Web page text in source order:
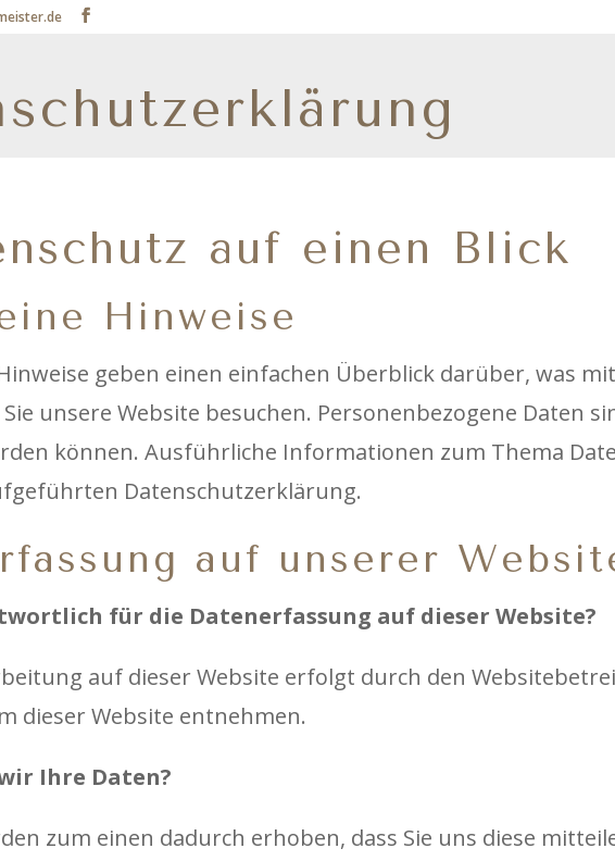
auf einen Blick
Hinweise
geben einen einfachen Überblick darüber, was
unsere Website besuchen. Personenbezogene Daten
können. Ausführliche Informationen zum Thema
Datenschutzerklärung.
auf unserer
für die Datenerfassung auf dieser Website?
auf dieser Website erfolgt durch den
dieser Website entnehmen.
Ihre Daten?
zum einen dadurch erhoben, dass Sie uns diese